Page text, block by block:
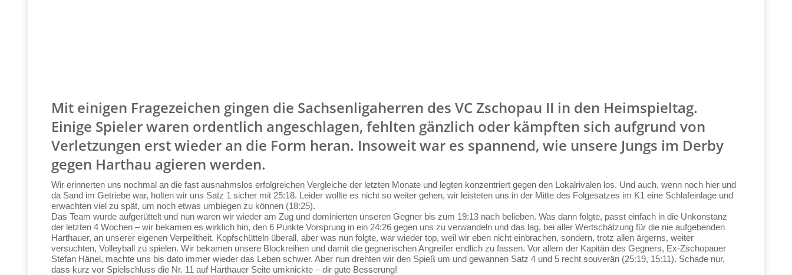
Mit einigen Fragezeichen gingen die Sachsenligaherren des VC Zschopau II in den Heimspieltag.
Einige Spieler waren ordentlich angeschlagen, fehlten gänzlich oder kämpften sich aufgrund von
Verletzungen erst wieder an die Form heran. Insoweit war es spannend, wie unsere Jungs im Derby
gegen Harthau agieren werden.
Wir erinnerten uns nochmal an die fast ausnahmslos erfolgreichen Vergleiche der letzten Monate und legten konzentriert gegen den Lokalrivalen los. Und auch, wenn noch hier und
da Sand im Getriebe war, holten wir uns Satz 1 sicher mit 25:18. Leider wollte es nicht so weiter gehen, wir leisteten uns in der Mitte des Folgesatzes im K1 eine Schlafeinlage und
erwachten viel zu spät, um noch etwas umbiegen zu können (18:25).
Das Team wurde aufgerüttelt und nun waren wir wieder am Zug und dominierten unseren Gegner bis zum 19:13 nach belieben. Was dann folgte, passt einfach in die Unkonstanz
der letzten 4 Wochen – wir bekamen es wirklich hin, den 6 Punkte Vorsprung in ein 24:26 gegen uns zu verwandeln und das lag, bei aller Wertschätzung für die nie aufgebenden
Harthauer, an unserer eigenen Verpeiltheit. Kopfschütteln überall, aber was nun folgte, war wieder top, weil wir eben nicht einbrachen, sondern, trotz allen ärgerns, weiter
versuchten, Volleyball zu spielen. Wir bekamen unsere Blockreihen und damit die gegnerischen Angreifer endlich zu fassen. Vor allem der Kapitän des Gegners, Ex-Zschopauer
Stefan Hänel, machte uns bis dato immer wieder das Leben schwer. Aber nun drehten wir den Spieß um und gewannen Satz 4 und 5 recht souverän (25:19, 15:11). Schade nur,
dass kurz vor Spielschluss die Nr. 11 auf Harthauer Seite umknickte – dir gute Besserung!